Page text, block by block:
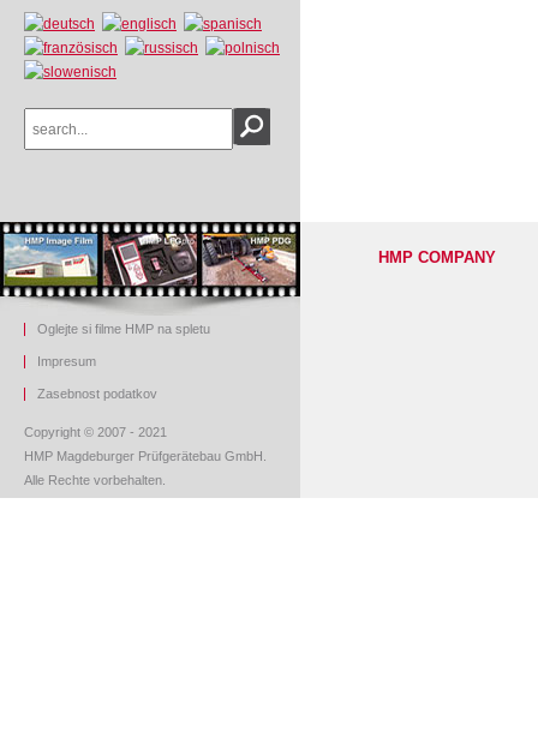
Oglejte si filme HMP na spletu
Impresum
Zasebnost podatkov
Copyright © 2007 - 2021
HMP Magdeburger Prüfgerätebau GmbH.
Alle Rechte vorbehalten.
HMP COMPANY